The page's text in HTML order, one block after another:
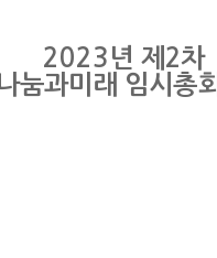
2023 년 제 2차
눔과미래 임시총회